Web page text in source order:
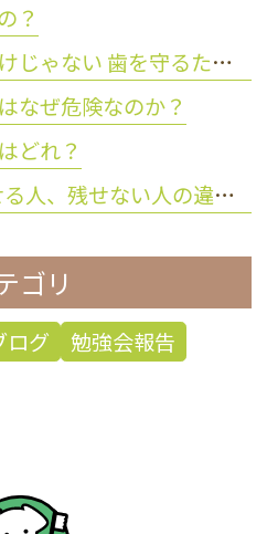
？
矯正は見た目のためだけじゃない 歯を守るために大切な理由とは？
なぜ危険なのか？
どれ？
80歳で20本の歯を残せる人、残せない人の違いとは？
ゴリ
ログ
勉強会報告